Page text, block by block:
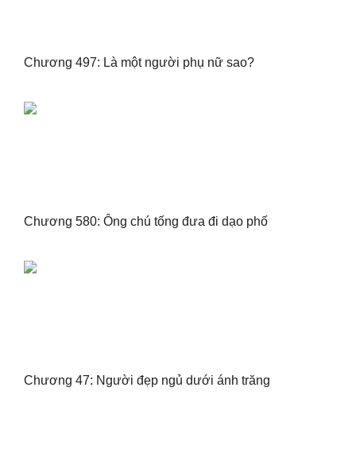
Chương 497: Là một người phụ nữ sao?
Chương 580: Ông chú tống đưa đi dạo phố
Chương 47: Người đẹp ngủ dưới ánh trăng